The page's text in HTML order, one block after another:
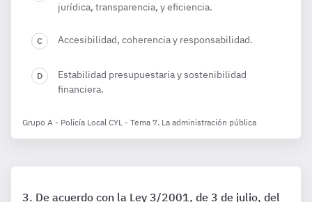
jurídica, transparencia, y eficiencia.
Accesibilidad, coherencia y responsabilidad.
Estabilidad presupuestaria y sostenibilidad
financiera.
Grupo A - Policía Local CYL - Tema 7. La administración pública
De acuerdo con la Ley 3/2001, de 3 de julio, del